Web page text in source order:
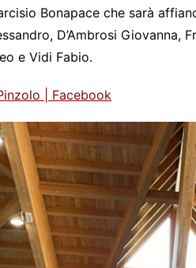
Bonapace che sarà
D’Ambrosi Giovanna,
e Vidi Fabio.
| Facebook